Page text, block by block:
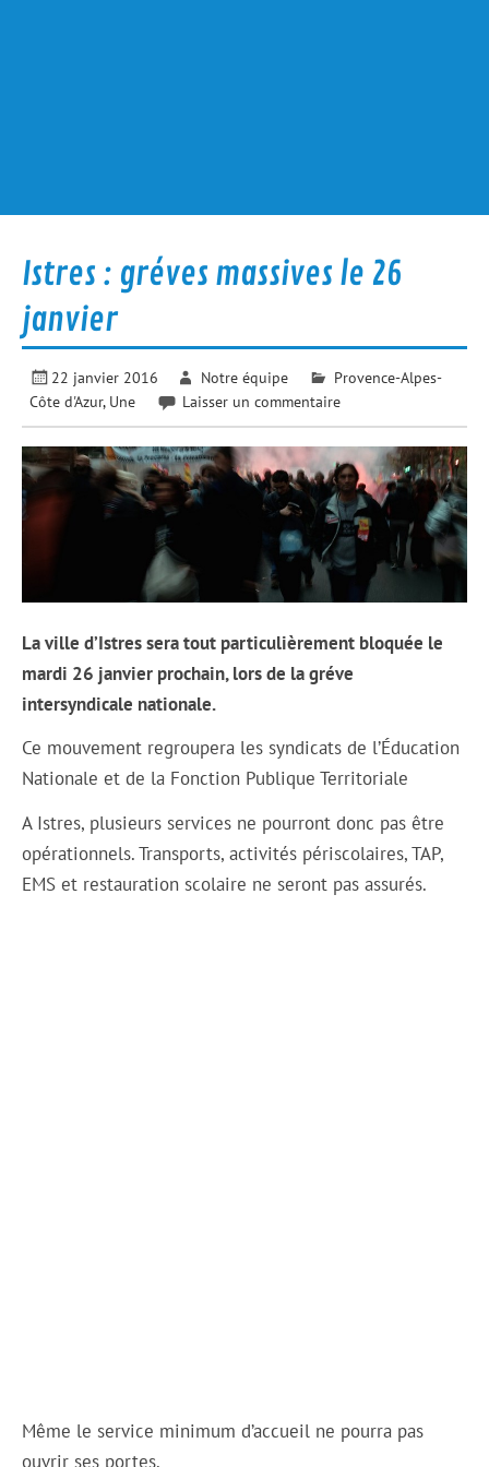
Istres : gréves massives le 26
janvier
22 janvier 2016 Notre équipe
Provence-Alpes-
Côte d'Azur, Une Laisser un commentaire
La ville d’Istres sera tout particulièrement bloquée le
mardi 26 janvier prochain, lors de la gréve
intersyndicale nationale.
Ce mouvement regroupera les syndicats de l’Éducation
Nationale et de la Fonction Publique Territoriale
A Istres, plusieurs services ne pourront donc pas être
opérationnels. Transports, activités périscolaires, TAP,
EMS et restauration scolaire ne seront pas assurés.
Même le service minimum d’accueil ne pourra pas
ouvrir ses portes.